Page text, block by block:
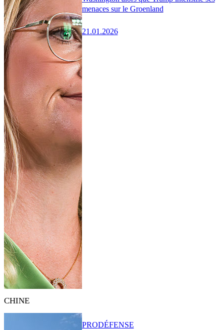
menaces sur le Groenland
21.01.2026
CHINE
PRODÉFENSE